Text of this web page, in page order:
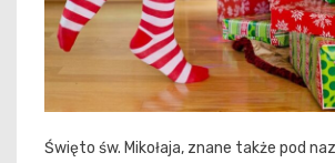
Święto św. Mikołaja, znane także pod